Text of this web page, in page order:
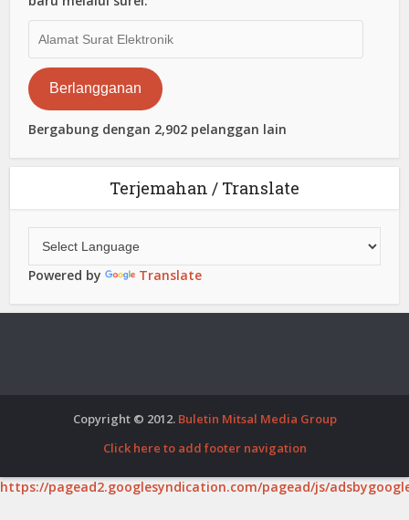
Surat
Elektronik
Berlangganan
Bergabung dengan 2,902 pelanggan lain
Terjemahan / Translate
Powered by Translate
Copyright © 2012. Buletin Mitsal Media Group
Click here to add footer navigation
https://pagead2.googlesyndication.com/pagead/js/